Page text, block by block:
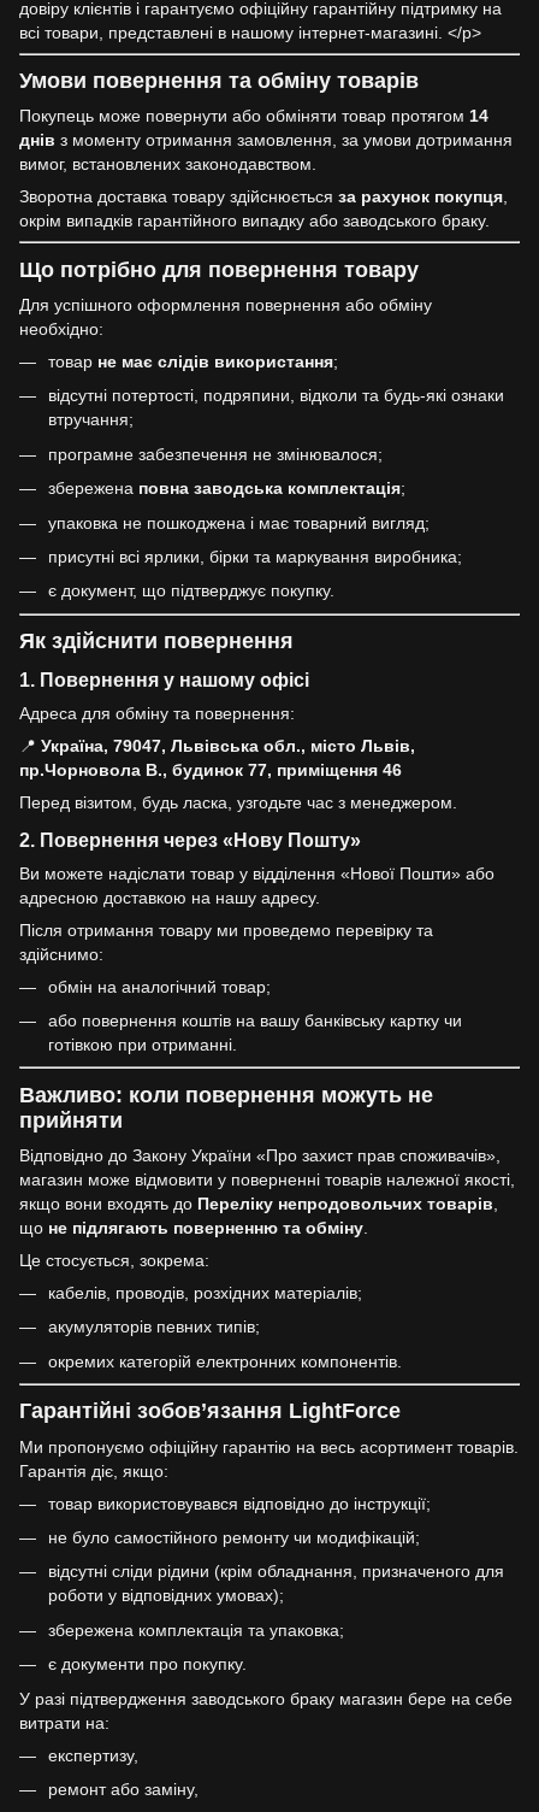
довіру клієнтів і гарантуємо офіційну гарантійну підтримку на
всі товари, представлені в нашому інтернет-магазині. </p>
Умови повернення та обміну товарів
Покупець може повернути або обміняти товар протягом 14
днів з моменту отримання замовлення, за умови дотримання
вимог, встановлених законодавством.
Зворотна доставка товару здійснюється за рахунок покупця,
окрім випадків гарантійного випадку або заводського браку.
Що потрібно для повернення товару
Для успішного оформлення повернення або обміну
необхідно:
товар не має слідів використання;
відсутні потертості, подряпини, відколи та будь-які ознаки
втручання;
програмне забезпечення не змінювалося;
збережена повна заводська комплектація;
упаковка не пошкоджена і має товарний вигляд;
присутні всі ярлики, бірки та маркування виробника;
є документ, що підтверджує покупку.
Як здійснити повернення
1. Повернення у нашому офісі
Адреса для обміну та повернення:
📍 Україна, 79047, Львівська обл., місто Львів,
пр.Чорновола В., будинок 77, приміщення 46
Перед візитом, будь ласка, узгодьте час з менеджером.
2. Повернення через «Нову Пошту»
Ви можете надіслати товар у відділення «Нової Пошти» або
адресною доставкою на нашу адресу.
Після отримання товару ми проведемо перевірку та
здійснимо:
обмін на аналогічний товар;
або повернення коштів на вашу банківську картку чи
готівкою при отриманні.
Важливо: коли повернення можуть не
прийняти
Відповідно до Закону України «Про захист прав споживачів»,
магазин може відмовити у поверненні товарів належної якості,
якщо вони входять до Переліку непродовольчих товарів
що не підлягають поверненню та обміну
Це стосується, зокрема:
кабелів, проводів, розхідних матеріалів;
акумуляторів певних типів;
окремих категорій електронних компонентів.
Гарантійні зобов’язання LightForce
Ми пропонуємо офіційну гарантію на весь асортимент товарів.
Гарантія діє, якщо:
товар використовувався відповідно до інструкції;
не було самостійного ремонту чи модифікацій;
відсутні сліди рідини (крім обладнання, призначеного для
роботи у відповідних умовах);
збережена комплектація та упаковка;
є документи про покупку.
У разі підтвердження заводського браку магазин бере на себе
витрати на:
експертизу,
ремонт або заміну,